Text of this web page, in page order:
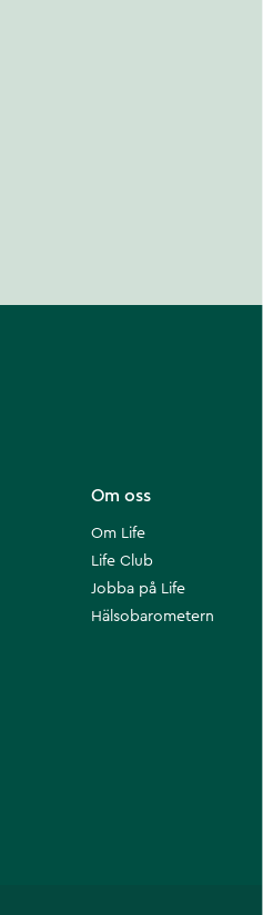
Om oss
Om Life
Life Club
Jobba på Life
Hälsobarometern